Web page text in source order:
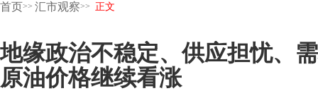
首页>> 汇市观察>> 正文
地缘政治不稳定、供应担忧、
原油价格继续看涨